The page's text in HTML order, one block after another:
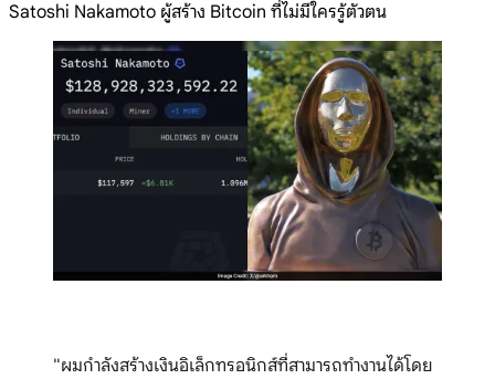
Satoshi Nakamoto ผู้สร้าง Bitcoin ที่ไม่มีใครรู้ตัวตน
"ผมกำลังสร้างเงินอิเล็กทรอนิกส์ที่สามารถทำงานได้โดย